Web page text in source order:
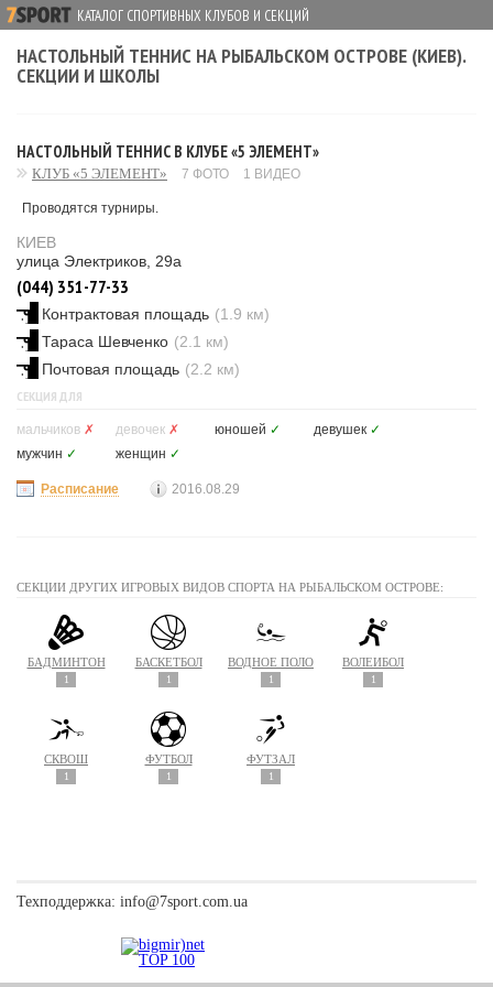
КАТАЛОГ СПОРТИВНЫХ КЛУБОВ И СЕКЦИЙ
НАСТОЛЬНЫЙ ТЕННИС НА РЫБАЛЬСКОМ ОСТРОВЕ (КИЕВ).
СЕКЦИИ И ШКОЛЫ
НАСТОЛЬНЫЙ ТЕННИС В КЛУБЕ «5 ЭЛЕМЕНТ»
КЛУБ «5 ЭЛЕМЕНТ» 7 ФОТО 1 ВИДЕО
Проводятся турниры.
КИЕВ
улица Электриков, 29а
(044) 351-77-33
Контрактовая площадь (1.9 км)
Тараса Шевченко (2.1 км)
Почтовая площадь (2.2 км)
СЕКЦИЯ ДЛЯ
мальчиков ✗ девочек ✗ юношей ✓ девушек ✓
мужчин ✓ женщин ✓
Расписание 2016.08.29
СЕКЦИИ ДРУГИХ ИГРОВЫХ ВИДОВ СПОРТА НА РЫБАЛЬСКОМ ОСТРОВЕ:
БАДМИНТОН
1
БАСКЕТБОЛ
1
ВОДНОЕ ПОЛО
1
ВОЛЕЙБОЛ
1
СКВОШ
1
ФУТБОЛ
1
ФУТЗАЛ
1
Техподдержка: info@7sport.com.ua